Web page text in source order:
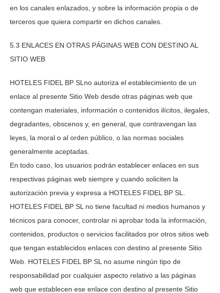
en los canales enlazados, y sobre la información propia o de
terceros que quiera compartir en dichos canales.
5.3 ENLACES EN OTRAS PÁGINAS WEB CON DESTINO AL
SITIO WEB
HOTELES FIDEL BP SL no autoriza el establecimiento de un
enlace al presente Sitio Web desde otras páginas web que
contengan materiales, información o contenidos ilícitos, ilegales,
degradantes, obscenos y, en general, que contravengan las
leyes, la moral o al orden público, o las normas sociales
generalmente aceptadas.
En todo caso, los usuarios podrán establecer enlaces en sus
respectivas páginas web siempre y cuando soliciten la
autorización previa y expresa a HOTELES FIDEL BP SL
HOTELES FIDEL BP SL no tiene facultad ni medios humanos y
técnicos para conocer, controlar ni aprobar toda la información,
contenidos, productos o servicios facilitados por otros sitios web
que tengan establecidos enlaces con destino al presente Sitio
Web. HOTELES FIDEL BP SL no asume ningún tipo de
responsabilidad por cualquier aspecto relativo a las páginas
web que establecen ese enlace con destino al presente Sitio